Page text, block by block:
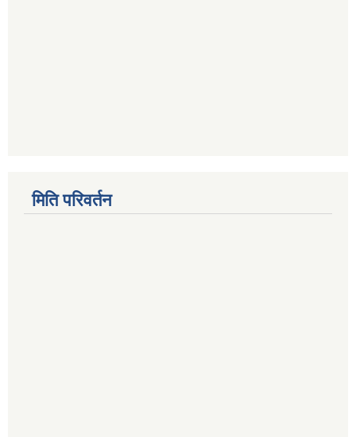
मिति परिवर्तन